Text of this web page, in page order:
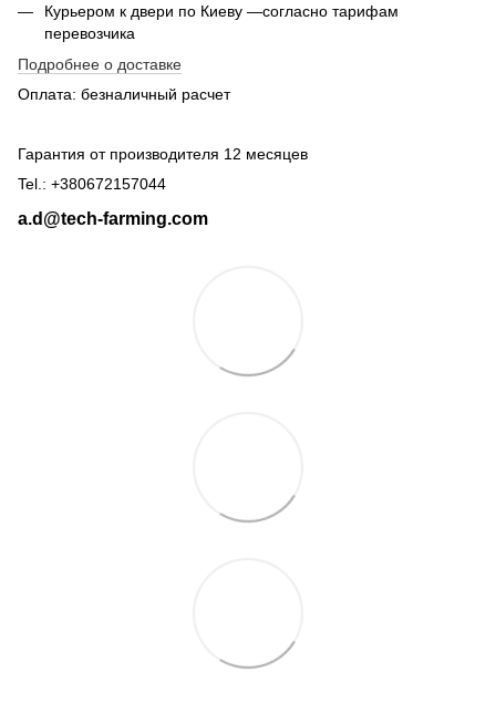
Курьером к двери по Киеву —согласно тарифам
перевозчика
Подробнее о доставке
Оплата: безналичный расчет
Гарантия от производителя 12 месяцев
Tel.: +380672157044
a.d@tech-farming.com